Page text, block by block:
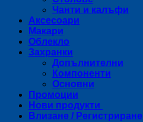
Чанти и калъфи
Аксесоари
Макари
Облекло
Захранки
Допълнителни
Компоненти
Основни
Промоции
Нови продукти
Влизане / Регистриране